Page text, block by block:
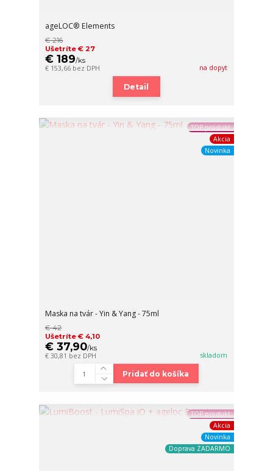
ageLOC® Elements
€ 216
Ušetríte € 27
€ 189/ks
€ 153,66 bez DPH na dopyt
Detail
TOP produkt
Akcia
Novinka
Maska na tvár - Yin & Yang - 75ml
€ 42
Ušetríte € 4,10
€ 37,90/ks
€ 30,81 bez DPH skladom
Pridať do košíka
TOP produkt
Akcia
Novinka
Doprava ZADARMO